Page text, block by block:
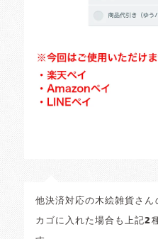
他決済対応の木絵雑貨さ
カゴに入れた場合も上記2